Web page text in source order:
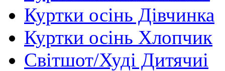
Куртки осінь Дівчинка
Куртки осінь Хлопчик
Світшот/Худі Дитячиі